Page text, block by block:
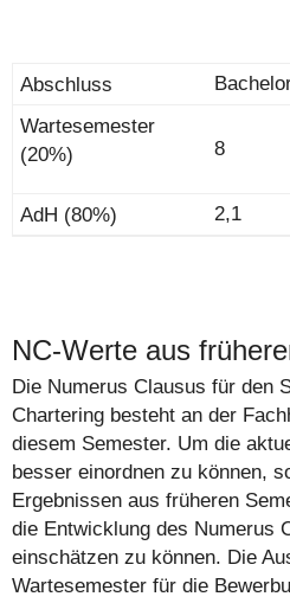
8
2,1
NC-Werte aus
Die Numerus Clausus für den
Chartering besteht an der
diesem Semester. Um die
besser einordnen zu können,
Ergebnissen aus früheren
die Entwicklung des Numerus
einschätzen zu können. Die
Wartesemester für die